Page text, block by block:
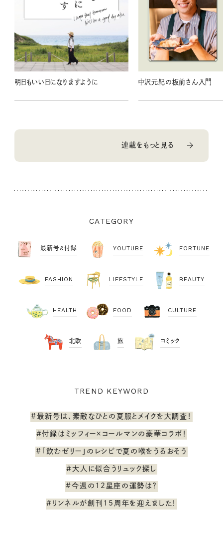
明日もいい日になりますように 中沢元紀の板前さん入門
連載をもっと見る
CATEGORY
最新号&付録 YOUTUBE FORTUNE
FASHION LIFESTYLE BEAUTY
HEALTH FOOD CULTURE
北欧 旅 コミック
TREND KEYWORD
#最新号は、素敵なひとの夏服とメイクを大調査！
#付録はミッフィー×コールマンの豪華コラボ！
#「飲むゼリー」のレシピで夏の喉をうるおそう
#大人に似合うリュック探し
#今週の12星座の運勢は？
#リンネルが創刊15周年を迎えました！